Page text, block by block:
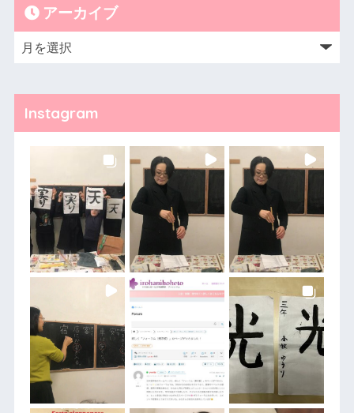
アーカイブ
Instagram